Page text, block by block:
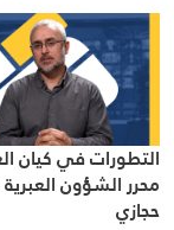
التطورات في كيان
محرر الشؤون
حجازي